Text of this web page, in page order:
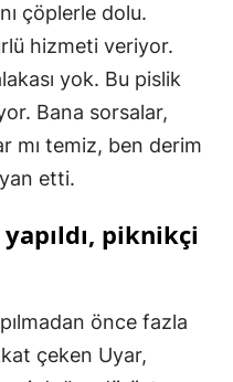
çöplerle dolu.
hizmeti veriyor.
yok. Bu pislik
Bana sorsalar,
mı temiz, ben derim
etti.
piknikçi
önce fazla
çeken Uyar,